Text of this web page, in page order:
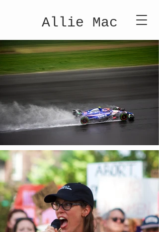
Allie Mac